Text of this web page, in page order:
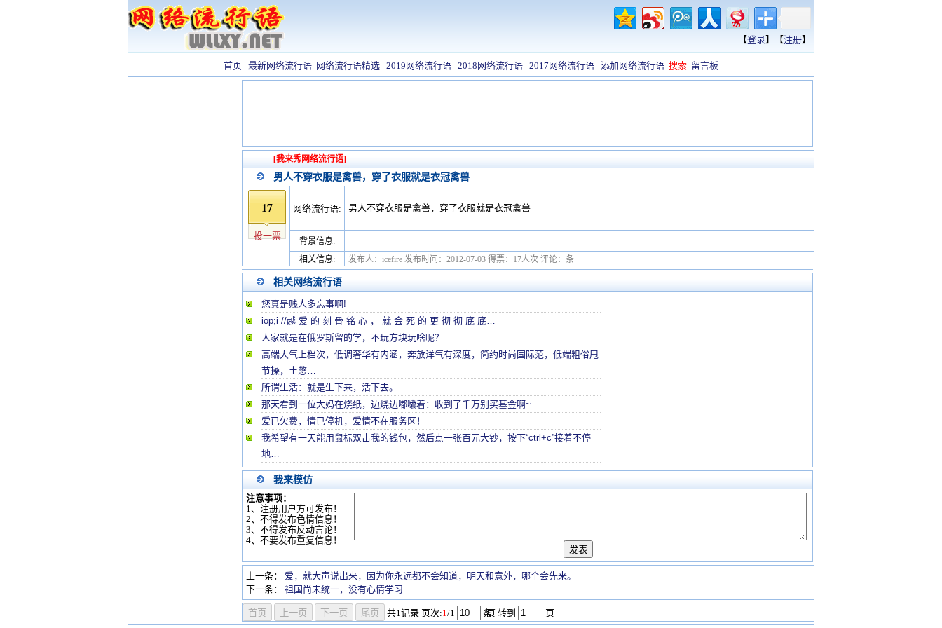
【登录】【注册】
首页 最新网络流行语 网络流行语精选 2019网络流行语 2018网络流行语 2017网络流行语 添加网络流行语 搜索 留言板
[我来秀网络流行语]
男人不穿衣服是禽兽，穿了衣服就是衣冠禽兽
17
投一票
网络流行语: 男人不穿衣服是禽兽，穿了衣服就是衣冠禽兽
背景信息:
相关信息:
发布人：icefire 发布时间：2012-07-03 得票：17人次 评论：条
相关网络流行语
您真是贱人多忘事啊!
iop;i //越 爱 的 刻 骨 铭 心 ， 就 会 死 的 更 彻 彻 底 底…
人家就是在俄罗斯留的学，不玩方块玩啥呢？
高端大气上档次，低调奢华有内涵，奔放洋气有深度，简约时尚国际范，低端粗俗甩
节操，土憋…
所谓生活：就是生下来，活下去。
那天看到一位大妈在烧纸，边烧边嘟囔着：收到了千万别买基金啊~
爱已欠费，情已停机，爱情不在服务区！
我希望有一天能用鼠标双击我的钱包，然后点一张百元大钞，按下“ctrl+c”接着不停
地…
我来模仿
注意事项：
1、注册用户方可发布！
2、不得发布色情信息！
3、不得发布反动言论！
4、不要发布重复信息！
上一条：
爱，就大声说出来，因为你永远都不会知道，明天和意外，哪个会先来。
下一条：
祖国尚未统一，没有心情学习
共1记录 页次:1/1 条
/页 转到 页